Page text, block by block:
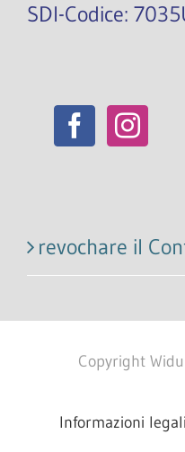
SDI-Codice:
revochare il
Copyright
Informazioni legali